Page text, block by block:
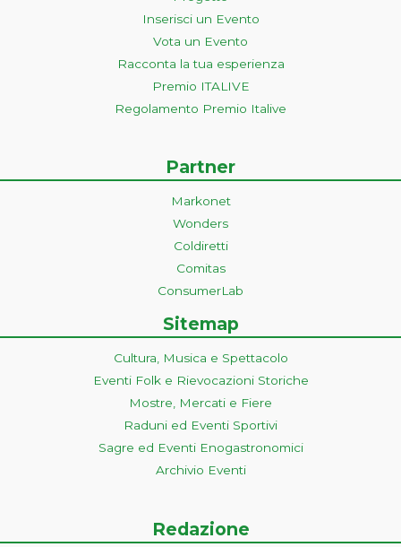
Inserisci un Evento
Vota un Evento
Racconta la tua esperienza
Premio ITALIVE
Regolamento Premio Italive
Partner
Markonet
Wonders
Coldiretti
Comitas
ConsumerLab
Sitemap
Cultura, Musica e Spettacolo
Eventi Folk e Rievocazioni Storiche
Mostre, Mercati e Fiere
Raduni ed Eventi Sportivi
Sagre ed Eventi Enogastronomici
Archivio Eventi
Redazione